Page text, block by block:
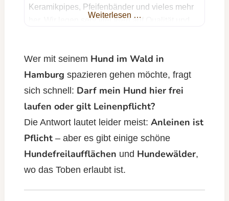
Keramikpipes, Pfeifenbänder und vieles mehr
her. Wir legen sehr viel Wert auf Qualität und
Name Deine E-Mail-Adresse Betreff Deine
Nachricht (optional) Ich willige ein, dass die
von mir im Formular angegebenen Daten zur
Weiterlesen …
Wer mit seinem Hund im Wald in
Hamburg spazieren gehen möchte, fragt
sich schnell: Darf mein Hund hier frei
laufen oder gilt Leinenpflicht?
Die Antwort lautet leider meist: Anleinen ist
Pflicht– aber es gibt einige schöne
Hundefreilaufflächen und Hundewälder,
wo das Toben erlaubt ist.